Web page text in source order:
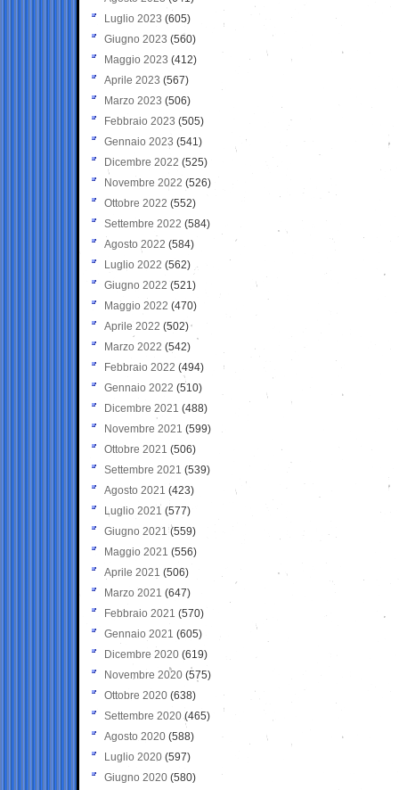
Luglio 2023 (605)
Giugno 2023 (560)
Maggio 2023 (412)
Aprile 2023 (567)
Marzo 2023 (506)
Febbraio 2023 (505)
Gennaio 2023 (541)
Dicembre 2022 (525)
Novembre 2022 (526)
Ottobre 2022 (552)
Settembre 2022 (584)
Agosto 2022 (584)
Luglio 2022 (562)
Giugno 2022 (521)
Maggio 2022 (470)
Aprile 2022 (502)
Marzo 2022 (542)
Febbraio 2022 (494)
Gennaio 2022 (510)
Dicembre 2021 (488)
Novembre 2021 (599)
Ottobre 2021 (506)
Settembre 2021 (539)
Agosto 2021 (423)
Luglio 2021 (577)
Giugno 2021(559)
Maggio 2021 (556)
Aprile 2021 (506)
Marzo 2021 (647)
Febbraio 2021 (570)
Gennaio 2021 (605)
Dicembre 2020 (619)
Novembre 2020 (575)
Ottobre 2020 (638)
Settembre 2020(465)
Agosto 2020 (588)
Luglio 2020 (597)
Giugno 2020 (580)